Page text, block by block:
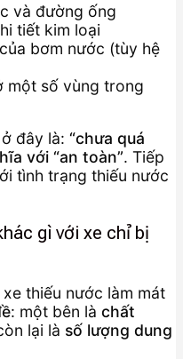
và đường ống
tiết kim loại
bơm nước (tùy hệ
một số vùng trong
đây là: “chưa quá
với “an toàn”. Tiếp
tình trạng thiếu nước
gì với xe chỉ bị
thiếu nước làm mát
: một bên là chất
lại là số lượng dung